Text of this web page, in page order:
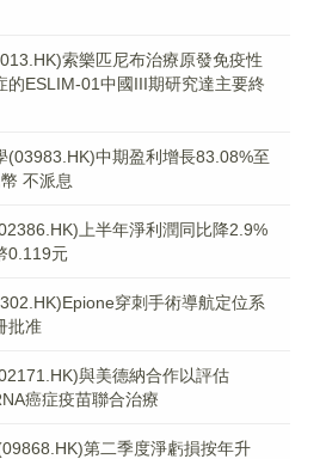
索樂匹尼布治療原發免疫性
的ESLIM-01中國III期研究達主要終
(03983.HK)中期盈利增長83.08%至
不派息
上半年淨利潤同比降2.9%
0.119元
穿刺手術導航定位系
批准
與美德納合作以評估
癌症疫苗聯合治療
第二季度淨虧損按年升